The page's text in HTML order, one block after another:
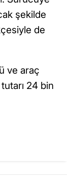
şekilde
de
ve araç
24 bin